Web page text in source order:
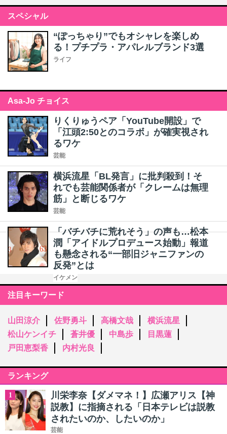
スペシャル
“ぽっちゃり”でもオシャレを楽しめ
る！プチプラ・アパレルブランド3選
ライフ
Asa-Jo チョイス
りくりゅうペア「YouTube開設」で
「江頭2:50とのコラボ」が確実視され
るワケ
芸能
横浜流星「BL発言」に批判殺到！そ
れでも芸能関係者が「クレームは無理
筋」と断じるワケ
芸能
「バチバチに荒れそう」の声も…松本
潤「アイドルプロデュース始動」報道
も懸念される“一部旧ジャニファンの
反発”とは
イケメン
注目キーワード
山田涼介 佐野勇斗 高橋文哉
横浜流星
松山ケンイチ
蒼井優 中島歩
目黒蓮
戸田恵梨香
内村光良
ランキング
1
川栄李奈【ダメマネ！】広瀬アリス【神
説教】に指摘される「日本テレビは説教
されたいのか、したいのか」
芸能